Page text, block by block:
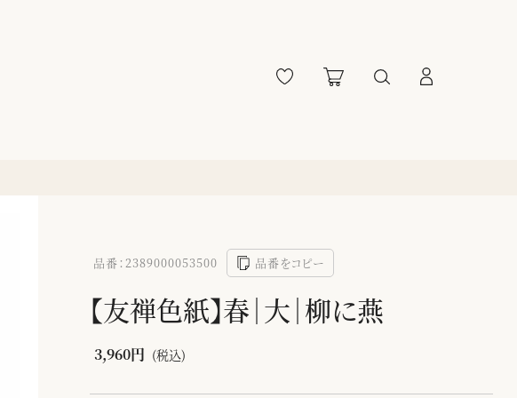
品番：2389000053500 品番をコピー
【友禅色紙】春｜大｜柳に燕
3,960円 (税込)